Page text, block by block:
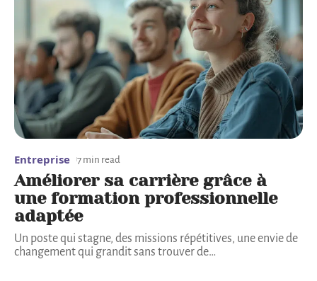
Entreprise 7 min read
Améliorer sa carrière grâce à
une formation professionnelle
adaptée
Un poste qui stagne, des missions répétitives, une envie de
changement qui grandit sans trouver de…